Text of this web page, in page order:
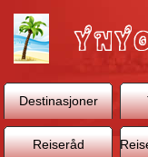
Destinasjoner
Reiseråd